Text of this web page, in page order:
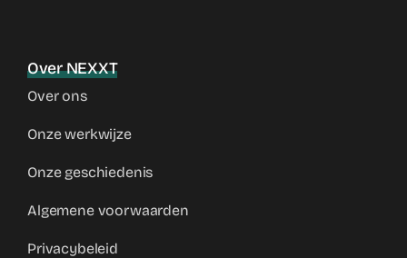
Over NEXXT
Over ons
Onze werkwijze
Onze geschiedenis
Algemene voorwaarden
Privacybeleid